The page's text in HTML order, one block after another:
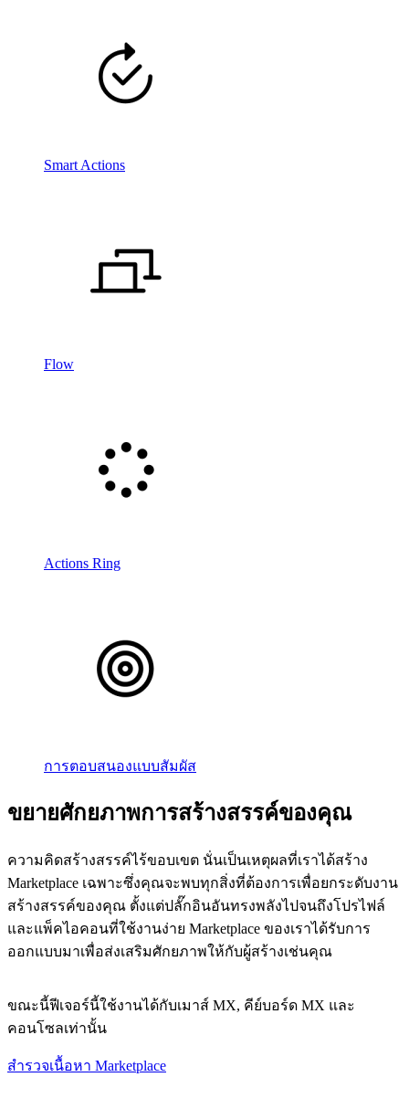
Smart Actions
Flow
Actions Ring
การตอบสนองแบบสัมผัส
ขยายศักยภาพการสร้างสรรค์ของคุณ
ความคิดสร้างสรรค์ไร้ขอบเขต นั่นเป็นเหตุผลที่เราได้สร้าง
Marketplace เฉพาะซึ่งคุณจะพบทุกสิ่งที่ต้องการเพื่อยกระดับงาน
สร้างสรรค์ของคุณ ตั้งแต่ปลั๊กอินอันทรงพลังไปจนถึงโปรไฟล์
และแพ็คไอคอนที่ใช้งานง่าย Marketplace ของเราได้รับการ
ออกแบบมาเพื่อส่งเสริมศักยภาพให้กับผู้สร้างเช่นคุณ
ขณะนี้ฟีเจอร์นี้ใช้งานได้กับเมาส์ MX, คีย์บอร์ด MX และ
คอนโซลเท่านั้น
สำรวจเนื้อหา Marketplace